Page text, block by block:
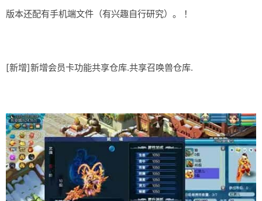
版本还配有手机端文件（有兴趣自行研究）。 ！
[新增]新增会员卡功能共享仓库.共享召唤兽仓库.